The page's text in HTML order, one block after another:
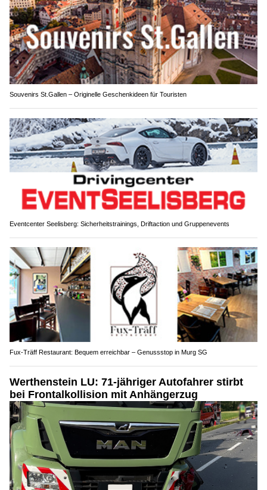
Souvenirs St.Gallen – Originelle Geschenkideen für Touristen
Eventcenter Seelisberg: Sicherheitstrainings, Driftaction und Gruppenevents
Fux-Träff Restaurant: Bequem erreichbar – Genussstop in Murg SG
Werthenstein LU: 71-jähriger Autofahrer stirbt
bei Frontalkollision mit Anhängerzug